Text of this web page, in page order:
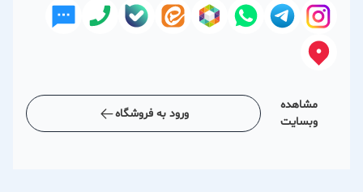
مشاهده
وبسایت
ورود به فروشگاه